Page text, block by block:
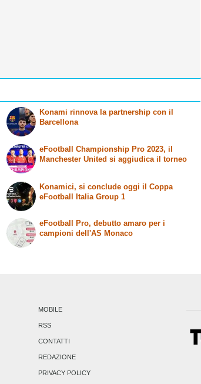
Konami rinnova la partnership con il
Barcellona
eFootball Championship Pro 2023, il
Manchester United si aggiudica il torneo
Konamici, si conclude oggi il Coppa
eFootball Italia Group 1
eFootball Pro, debutto amaro per i
campioni dell'AS Monaco
MOBILE
RSS
CONTATTI
REDAZIONE
PRIVACY POLICY